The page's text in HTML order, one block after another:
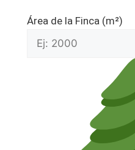
Área de la Finca (m²)